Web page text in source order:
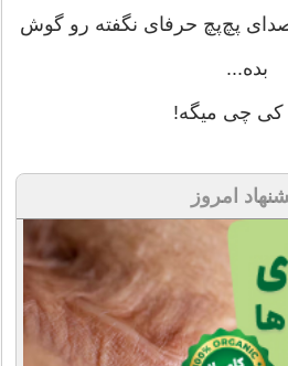
ﭘﭻﭘﭻ ﺣﺮﻓﺎﯼ ﻧﮕﻔﺘﻪ ﺭﻭ ﮔﻮﺵ
ﺑﺪﻩ...
ﮐﯽ ﭼﯽ ﻣﯿﮕﻪ!
امروز